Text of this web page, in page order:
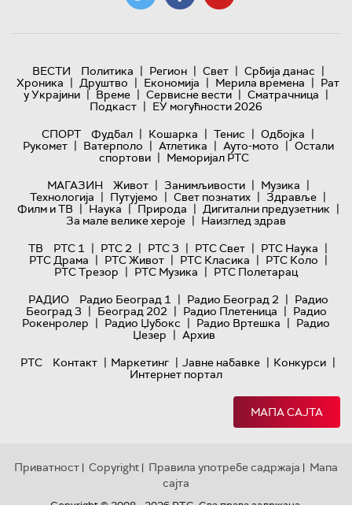
ВЕСТИ Политика | Регион | Свет | Србија данас |
Хроника | Друштво | Економија | Мерила времена | Рат
у Украјини | Време | Сервисне вести | Сматрачница |
Подкаст | ЕУ могућности 2026
СПОРТ
Фудбал | Кошарка | Тенис | Одбојка |
Рукомет | Ватерполо | Атлетика | Ауто-мото | Остали
спортови | Меморијал РТС
МАГАЗИН
Живот | Занимљивости | Музика |
Технологијa | Путујемо | Свет познатих | Здравље |
Филм и ТВ | Наука | Природа | Дигитални предузетник |
За мале велике хероје | Наизглед здрав
ТВ
РТС 1 | РТС 2 | РТС 3 | РТС Свет | РТС Наука |
РТС Драма | РТС Живот | РТС Класика | РТС Коло |
РТС Трезор | РТС Музика | РТС Полетарац
РАДИО
Радио Београд 1 | Радио Београд 2 | Радио
Београд 3 | Београд 202 | Радио Плетеница | Радио
Рокенролер | Радио Џубокс | Радио Вртешка | Радио
Џезер | Архив
РТС
Контакт | Маркетинг | Јавне набавке | Конкурси |
Интернет портал
МАПА САЈТА
Приватност | Copyright | Правила употребе садржаја | Мапа
сајта